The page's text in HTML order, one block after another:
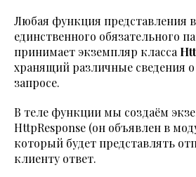
Любая функция представления в
единственного обязательного
принимает экземпляр класса
хранящий различные сведения
запросе.
В теле функции мы создаём
HttpResponse (он объявлен в
который будет представлять
клиенту ответ.